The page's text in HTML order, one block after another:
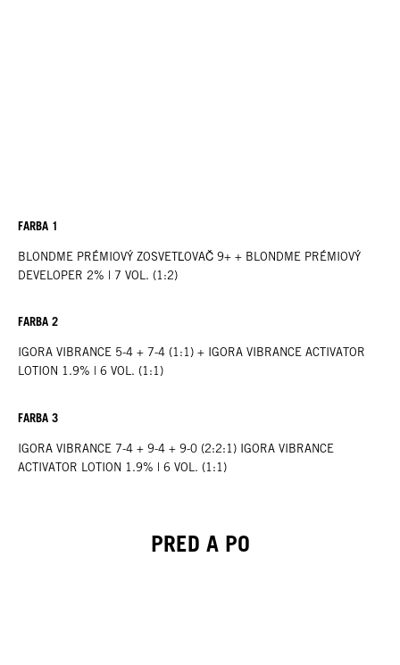
FARBA 1
BLONDME PRÉMIOVÝ ZOSVETĽOVAČ 9+ + BLONDME PRÉMIOVÝ
DEVELOPER 2% | 7 VOL. (1:2)
FARBA 2
IGORA VIBRANCE 5-4 + 7-4 (1:1) + IGORA VIBRANCE ACTIVATOR
LOTION 1.9% | 6 VOL. (1:1)
FARBA 3
IGORA VIBRANCE 7-4 + 9-4 + 9-0 (2:2:1) IGORA VIBRANCE
ACTIVATOR LOTION 1.9% | 6 VOL. (1:1)
PRED A PO